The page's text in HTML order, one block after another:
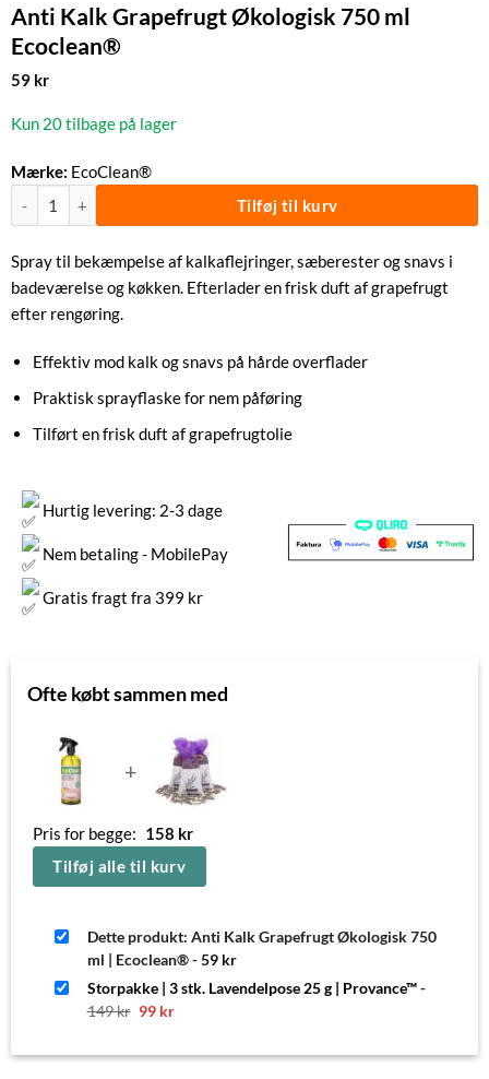
Anti Kalk Grapefrugt Økologisk 750 ml
Ecoclean®
59 kr
Kun 20 tilbage på lager
Mærke: EcoClean®
Tilføj til kurv
Spray til bekæmpelse af kalkaflejringer, sæberester og snavs i
badeværelse og køkken. Efterlader en frisk duft af grapefrugt
efter rengøring.
Effektiv mod kalk og snavs på hårde overflader
Praktisk sprayflaske for nem påføring
Tilført en frisk duft af grapefrugtolie
Hurtig levering: 2-3 dage
Nem betaling - MobilePay
Gratis fragt fra 399 kr
Ofte købt sammen med
+
Pris for begge: 158 kr
Tilføj alle til kurv
Dette produkt: Anti Kalk Grapefrugt Økologisk 750
ml | Ecoclean®-59 kr
Storpakke | 3 stk. Lavendelpose 25 g | Provance™-
149kr Den
oprindelige
149 kr.
99 krDen
99 kr.